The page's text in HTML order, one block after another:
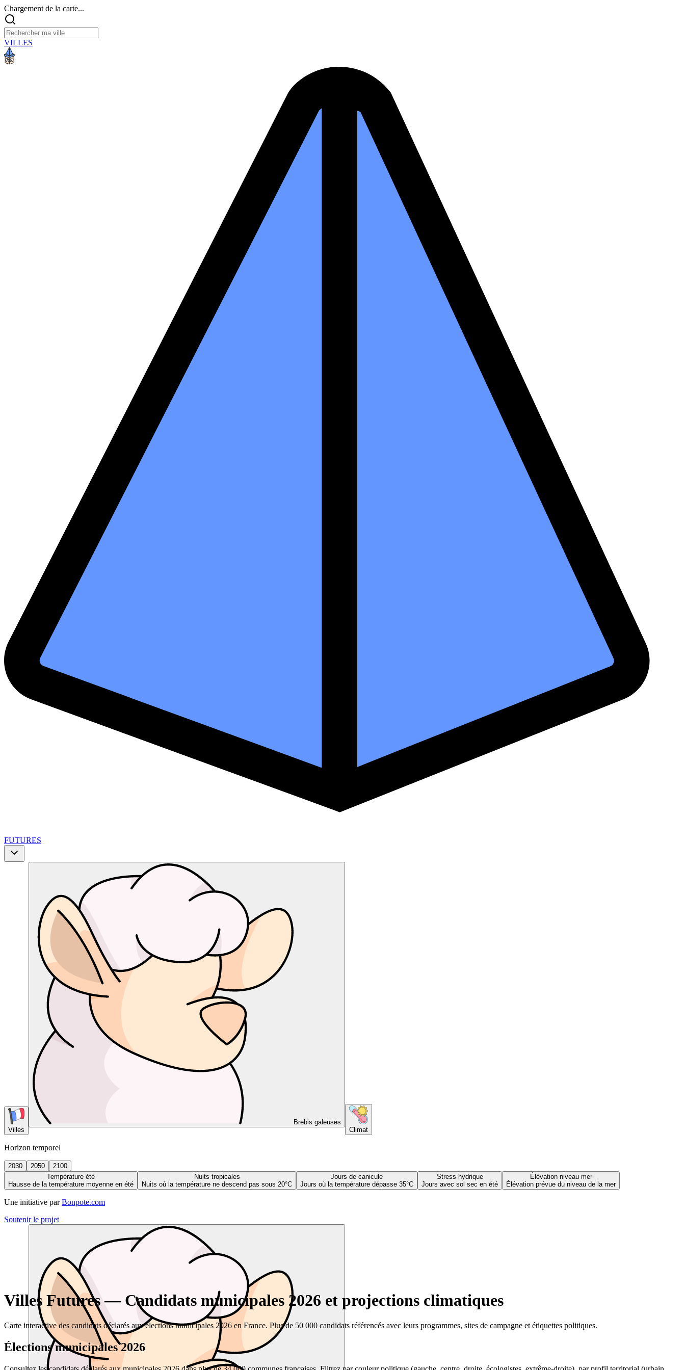
Chargement de la carte...
VILLES
FUTURES
Villes
Brebis galeuses
Climat
Horizon temporel
2030 2050
2100
Température été
Hausse de la température moyenne en été
Nuits tropicales
Nuits où la température ne descend pas sous 20°C
Jours de canicule
Jours où la température dépasse 35°C
Stress hydrique
Jours avec sol sec en été
Élévation niveau mer
Élévation prévue du niveau de la mer
Une initiative par Bonpote.com
Soutenir le projet
Villes Futures — Candidats municipales 2026 et projections climatiques
Carte interactive des candidats déclarés aux élections municipales 2026 en France. Plus de 50 000 candidats référencés avec leurs programmes, sites de campagne et étiquettes politiques.
Élections municipales 2026